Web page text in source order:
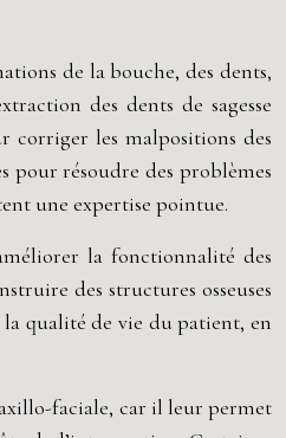
de la bouche, des dents,
des dents de sagesse
corriger les malpositions des
pour résoudre des problèmes
une expertise pointue.
la fonctionnalité des
des structures osseuses
qualité de vie du patient, en
faciale, car il leur permet